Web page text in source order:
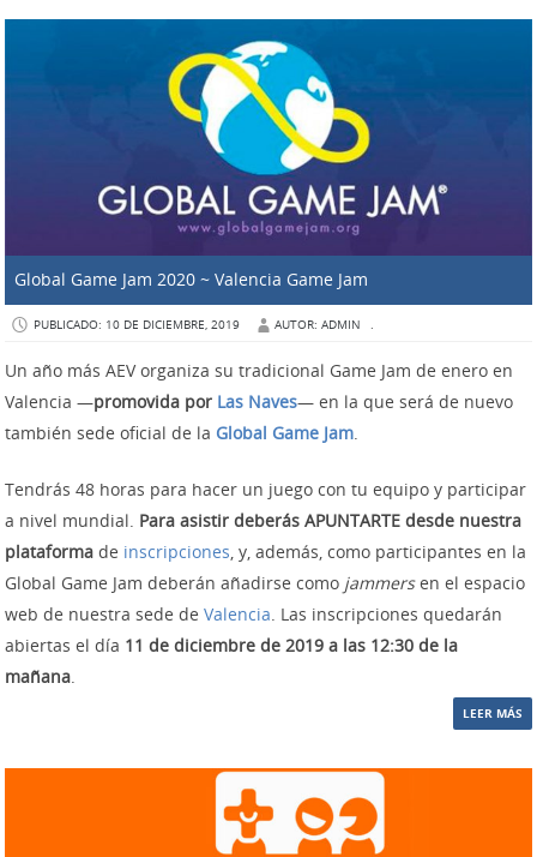
Global Game Jam 2020 ~ Valencia Game Jam
PUBLICADO: 10 DE DICIEMBRE, 2019 AUTOR: ADMIN .
Un año más AEV organiza su tradicional Game Jam de enero en
Valencia —promovida por Las Naves— en la que será de nuevo
también sede oficial de la Global Game Jam.
Tendrás 48 horas para hacer un juego con tu equipo y participar
a nivel mundial. Para asistir deberás APUNTARTE desde nuestra
plataforma de inscripciones, y, además, como participantes en la
Global Game Jam deberán añadirse como jammersen el espacio
web de nuestra sede de Valencia. Las inscripciones quedarán
abiertas el día 11 de diciembre de 2019 a las 12:30 de la
mañana.
LEER MÁS